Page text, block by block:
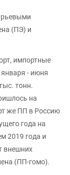
(ПЭ) и
импортные
- июня
тонн.
на
же ПП в Россию
года на
2019 года и
внешних
(ПП-гомо).